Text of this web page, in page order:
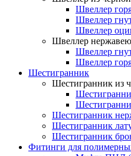
Швеллер
Швеллер
Швеллер
Швеллер
Швеллер
Швеллер
Шестигранник
Шестигранник из
Шестигранник
Шестигранник
Шестигранник
Фитинги для